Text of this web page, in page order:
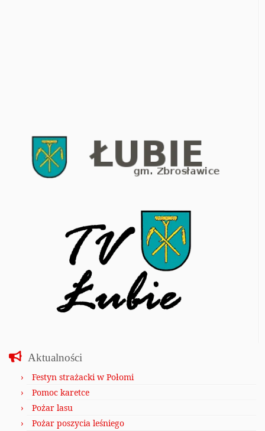
Aktualności
Festyn strażacki w Połomi
Pomoc karetce
Pożar lasu
Pożar poszycia leśniego